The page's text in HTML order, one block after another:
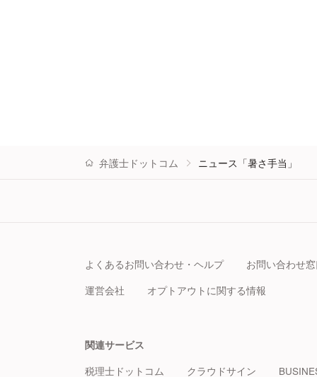
弁護士ドットコム ニュース「暑さ手当」
よくあるお問い合わせ・ヘルプ
お問い合わせ
運営会社
オプトアウトに関する情報
関連サービス
税理士ドットコム
クラウドサイン